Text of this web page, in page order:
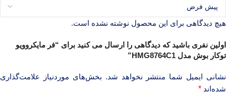
هیچ دیدگاهی برای این محصول نوشته نشده است.
اولین نفری باشید که دیدگاهی را ارسال می کنید برای “فر مایکروویو
توکار بوش مدل HMG8764C1”
نشانی ایمیل شما منتشر نخواهد شد. بخش‌های موردنیاز علامت‌گذاری
شده‌اند *